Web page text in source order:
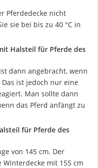
Pferdedecke nicht
sie bei bis zu 40 °C in
Halsteil für Pferde des
dann angebracht, wenn
ist jedoch nur eine
Man sollte dann
das Pferd anfängt zu
für Pferde des
von 145 cm. Der
mit 155 cm